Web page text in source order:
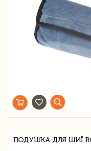
ПОДУШКА ДЛЯ ШИЇ